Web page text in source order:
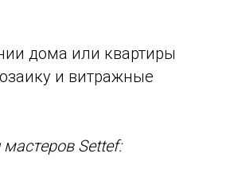
дома или квартиры
и витражные
Settef: